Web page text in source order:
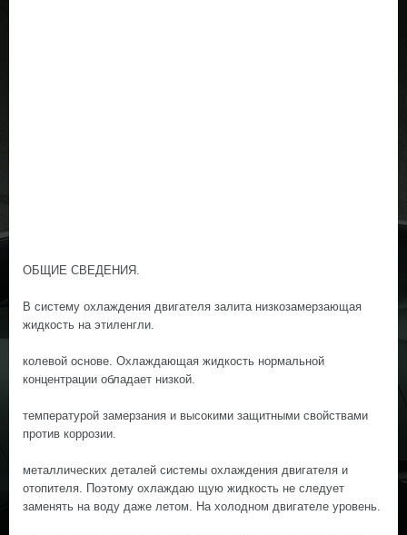
ОБЩИЕ СВЕДЕНИЯ.
В систему охлаждения двигателя залита низкозамерзающая
жидкость на этиленгли.
колевой основе. Охлаждающая жидкость нормальной
концентрации обладает низкой.
температурой замерзания и высокими защитными свойствами
против коррозии.
металлических деталей системы охлаждения двигателя и
отопителя. Поэтому охлаждаю щую жидкость не следует
заменять на воду даже летом. На холодном двигателе уровень.